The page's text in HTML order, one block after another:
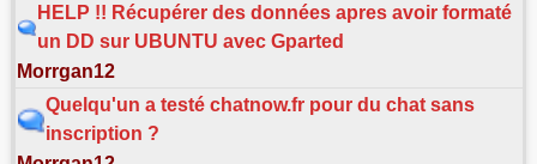
HELP !! Récupérer des données apres avoir formaté
un DD sur UBUNTU avec Gparted
Morrgan12
Quelqu'un a testé chatnow.fr pour du chat sans
inscription ?